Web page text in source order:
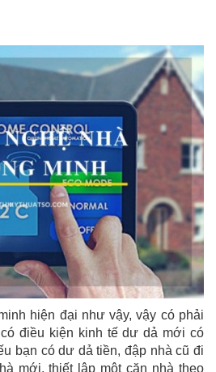
hiện đại như vậy, vậy có phải
điều kiện kinh tế dư dả mới có
bạn có dư dả tiền, đập nhà cũ đi
mới, thiết lập một căn nhà theo